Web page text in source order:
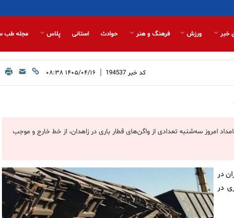
خبر ورزش فرهنگ و هنر حوادث استانی پلاس مجله طب
کد خبر 194537
| ۱۴۰۵/۰۴/۱۶ ۰۸:۳۸
امروز سه‌شنبه تعدادی از واگن‌های قطار باری در زاهدان، از خط خارج و موجب
در
در